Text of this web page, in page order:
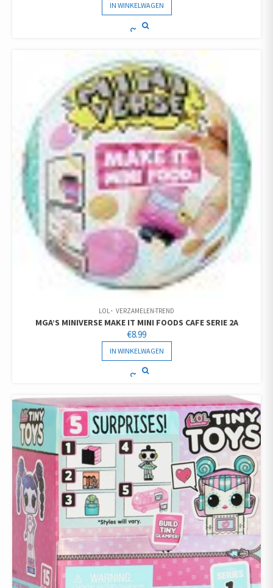
IN WINKELWAGEN
LOL VERZAMELEN-TREND
MGA’S MINIVERSE MAKE IT MINI FOODS CAFE SERIE 2A
€8.99
IN WINKELWAGEN